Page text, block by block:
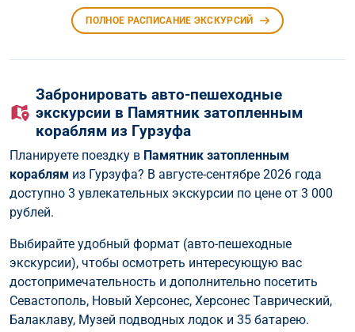
ПОЛНОЕ РАСПИСАНИЕ ЭКСКУРСИЙ
Забронировать авто-пешеходные
экскурсии в Памятник затопленным
кораблям из Гурзуфа
Планируете поездку в Памятник затопленным
кораблям из Гурзуфа? В августе-сентябре 2026 года
доступно 3 увлекательных экскурсии по цене от 3 000
рублей.
Выбирайте удобный формат (авто-пешеходные
экскурсии), чтобы осмотреть интересующую вас
достопримечательность и дополнительно посетить
Севастополь, Новый Херсонес, Херсонес Таврический,
Балаклаву, Музей подводных лодок и 35 батарею.